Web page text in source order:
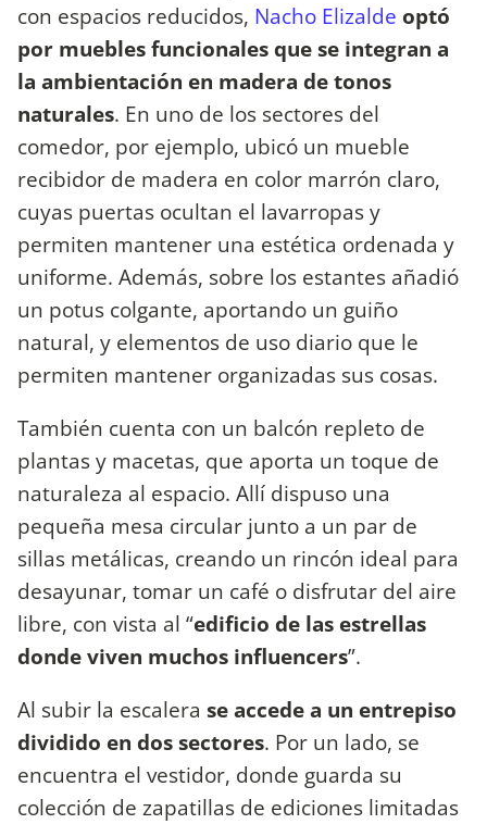
con espacios reducidos, Nacho Elizalde optó
por muebles funcionales que se integran a
la ambientación en madera de tonos
naturales. En uno de los sectores del
comedor, por ejemplo, ubicó un mueble
recibidor de madera en color marrón claro,
cuyas puertas ocultan el lavarropas y
permiten mantener una estética ordenada y
uniforme. Además, sobre los estantes añadió
un potus colgante, aportando un guiño
natural, y elementos de uso diario que le
permiten mantener organizadas sus cosas.
También cuenta con un balcón repleto de
plantas y macetas, que aporta un toque de
naturaleza al espacio. Allí dispuso una
pequeña mesa circular junto a un par de
sillas metálicas, creando un rincón ideal para
desayunar, tomar un café o disfrutar del aire
libre, con vista al “edificio de las estrellas
donde viven muchos influencers”.
Al subir la escalera se accede a un entrepiso
dividido en dos sectores. Por un lado, se
encuentra el vestidor, donde guarda su
colección de zapatillas de ediciones limitadas